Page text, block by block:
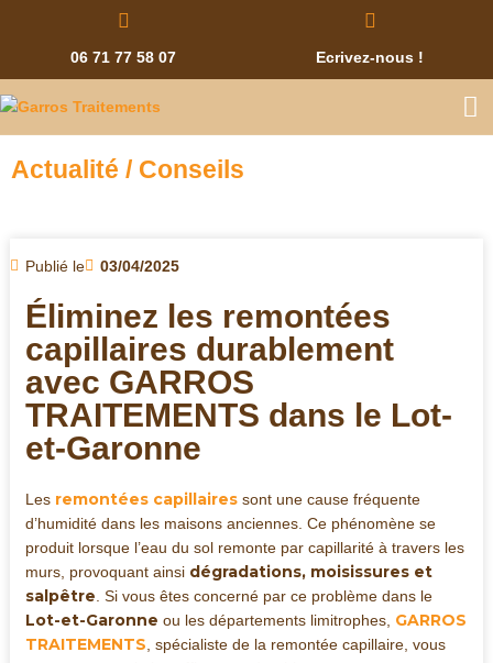
06 71 77 58 07 Ecrivez-nous !
Actualité / Conseils
Publié le 03/04/2025
Éliminez les remontées
capillaires durablement
avec GARROS
TRAITEMENTS dans le Lot-
et-Garonne
Les remontées capillaires sont une cause fréquente
d’humidité dans les maisons anciennes. Ce phénomène se
produit lorsque l’eau du sol remonte par capillarité à travers les
murs, provoquant ainsi dégradations, moisissures et
salpêtre . Si vous êtes concerné par ce problème dans le
Lot-et-Garonne ou les départements limitrophes, GARROS
TRAITEMENTS , spécialiste de la remontée capillaire, vous